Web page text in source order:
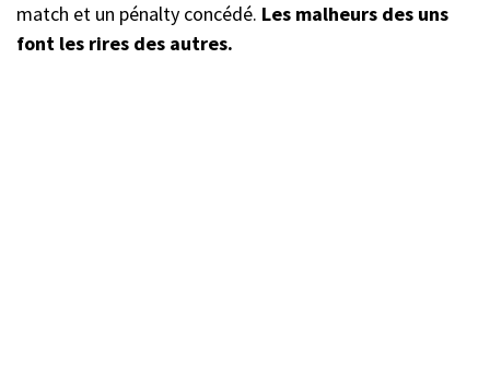
match et un pénalty concédé. Les malheurs des uns
font les rires des autres.